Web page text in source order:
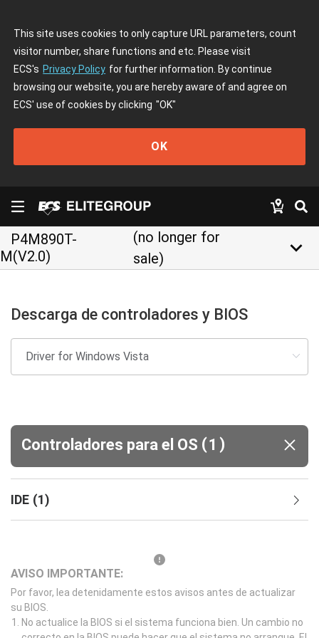
This site uses cookies to only capture URL parameters, count
visitor number, share functions and etc. Please visit
ECS's Privacy Policy for further information. By continue
browsing our website, you are hereby aware of and agree on
ECS' use of cookies by clicking "OK"
OK
P4M890T-
M(V2.0)
(no longer for
sale)
keyboard_arrow_down
Descarga de controladores y BIOS
Controladores para el OS (1 )
IDE (1)
AVISO IMPORTANTE:
Por favor, lea detenidamente estos avisos antes de actualizar
su BIOS.
No actualice la BIOS si el sistema funciona bien. Un cambio no